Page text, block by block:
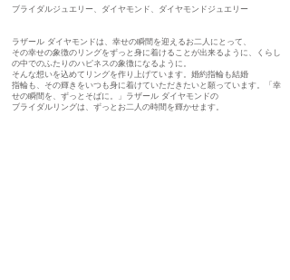
ブライダルジュエリー、ダイヤモンド、ダイヤモンドジュエリー
ラザール ダイヤモンドは、幸せの瞬間を迎えるお二人にとって、
その幸せの象徴のリングをずっと身に着けることが出来るように、くらし
の中でのふたりのハピネスの象徴になるように。
そんな想いを込めてリングを作り上げています。婚約指輪も結婚
指輪も、その輝きをいつも身に着けていただきたいと願っています。「幸
せの瞬間を、ずっとそばに。」ラザール ダイヤモンドの
ブライダルリングは、ずっとお二人の時間を輝かせます。